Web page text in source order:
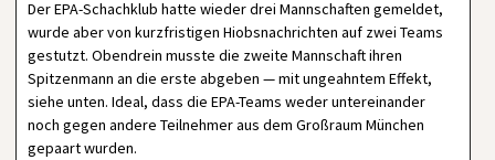
Der EPA-Schachklub hatte wieder drei Mannschaften gemeldet,
wurde aber von kurzfristigen Hiobsnachrichten auf zwei Teams
gestutzt. Obendrein musste die zweite Mannschaft ihren
Spitzenmann an die erste abgeben — mit ungeahntem Effekt,
siehe unten. Ideal, dass die EPA-Teams weder untereinander
noch gegen andere Teilnehmer aus dem Großraum München
gepaart wurden.